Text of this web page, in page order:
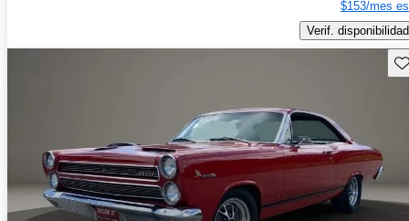
$153/mes
Verif. disponibilidad